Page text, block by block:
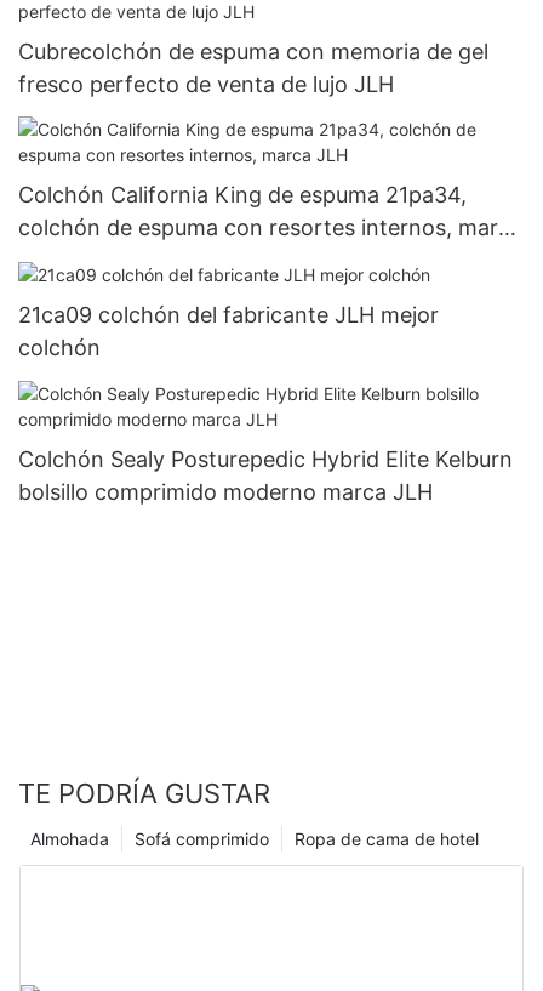
Cubrecolchón de espuma con memoria de gel
fresco perfecto de venta de lujo JLH
Colchón California King de espuma 21pa34,
colchón de espuma con resortes internos, marca
JLH
21ca09 colchón del fabricante JLH mejor
colchón
Colchón Sealy Posturepedic Hybrid Elite Kelburn
bolsillo comprimido moderno marca JLH
TE PODRÍA GUSTAR
Ropa de cama de hotel
Sofá comprimido
Almohada